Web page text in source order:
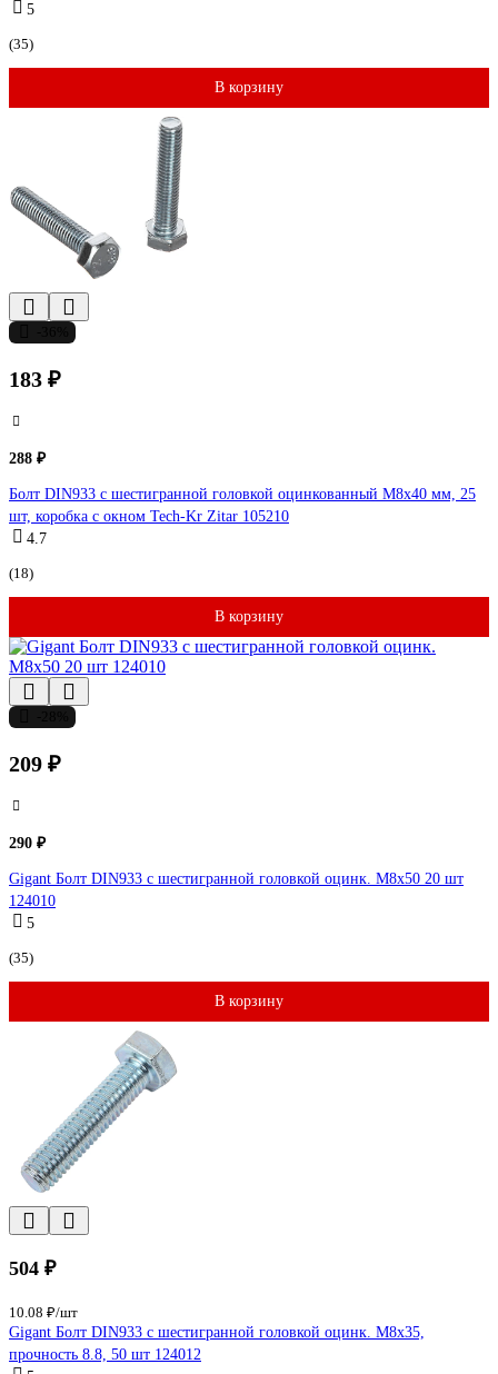
5
(35)
В корзину
183 ₽
288 ₽
Болт DIN933 с шестигранной головкой оцинкованный М8x40 мм, 25
шт, коробка с окном Tech-Kr Zitar 105210
4.7
(18)
В корзину
209 ₽
290 ₽
Gigant Болт DIN933 с шестигранной головкой оцинк. М8x50 20 шт
124010
5
(35)
В корзину
504 ₽
10.08 ₽/шт
Gigant Болт DIN933 с шестигранной головкой оцинк. М8х35,
прочность 8.8, 50 шт 124012